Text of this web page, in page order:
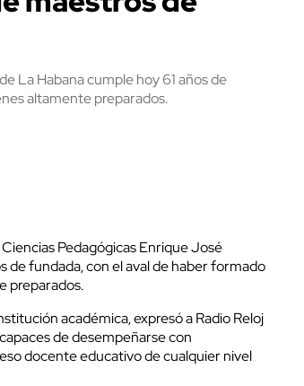
La Habana cumple hoy 61 años de
altamente preparados.
Pedagógicas Enrique José
de fundada, con el aval de haber formado
preparados.
académica, expresó a Radio Reloj
de desempeñarse con
docente educativo de cualquier nivel